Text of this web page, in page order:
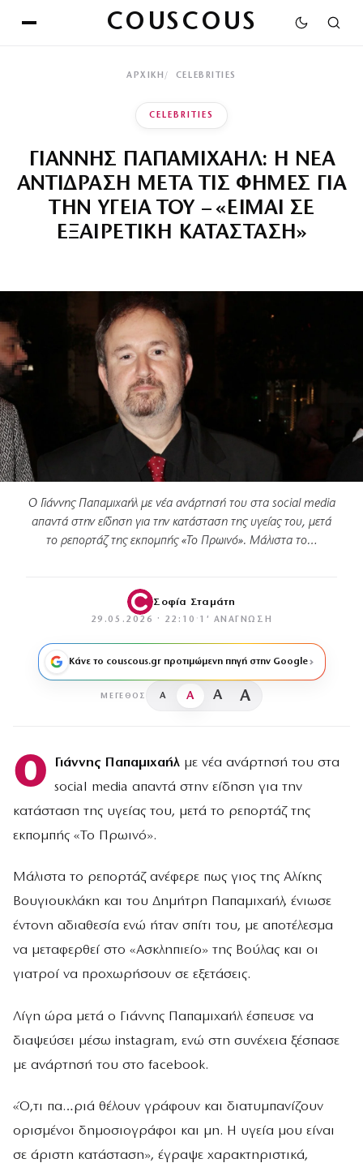
COUSCOUS
ΑΡΧΙΚΉ CELEBRITIES
CELEBRITIES
ΓΙΑΝΝΗΣ ΠΑΠΑΜΙΧΑΗΛ: Η ΝΕΑ
ΑΝΤΙΔΡΑΣΗ ΜΕΤΑ ΤΙΣ ΦΗΜΕΣ ΓΙΑ
ΤΗΝ ΥΓΕΙΑ ΤΟΥ – «ΕΙΜΑΙ ΣΕ
ΕΞΑΙΡΕΤΙΚΗ ΚΑΤΑΣΤΑΣΗ»
Ο Γιάννης Παπαμιχαήλ με νέα ανάρτησή του στα social media
απαντά στην είδηση για την κατάσταση της υγείας του, μετά
το ρεπορτάζ της εκπομπής «Το Πρωινό». Μάλιστα το…
Σοφία Σταμάτη
29.05.2026 · 22:10 · 1′ ΑΝΆΓΝΩΣΗ
Κάνε το couscous.gr προτιμώμενη πηγή στην Google
ΜΈΓΕΘΟΣ A A A A
Ο Γιάννης Παπαμιχαήλμε νέα ανάρτησή του στα
social media απαντά στην είδηση για την
κατάσταση της υγείας του, μετά το ρεπορτάζ της
εκπομπής «Το Πρωινό».
Μάλιστα το ρεπορτάζ ανέφερε πως γιος της Αλίκης
Βουγιουκλάκη και του Δημήτρη Παπαμιχαήλ, ένιωσε
έντονη αδιαθεσία ενώ ήταν σπίτι του, με αποτέλεσμα
να μεταφερθεί στο «Ασκληπιείο» της Βούλας και οι
γιατροί να προχωρήσουν σε εξετάσεις.
Λίγη ώρα μετά ο Γιάννης Παπαμιχαήλ έσπευσε να
διαψεύσει μέσω instagram, ενώ στη συνέχεια ξέσπασε
με ανάρτησή του στο facebook.
«Ό,τι πα…ριά θέλουν γράφουν και διατυμπανίζουν
ορισμένοι δημοσιογράφοι και μη. Η υγεία μου είναι
σε άριστη κατάσταση», έγραψε χαρακτηριστικά,